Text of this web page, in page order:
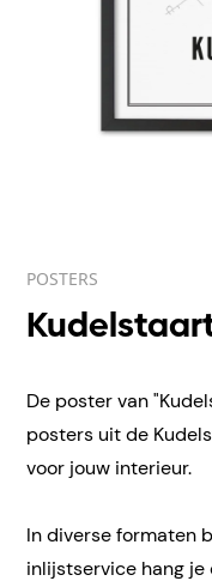
POSTERS
De poster van
posters uit de
voor jouw interieur.
In diverse formaten
inlijstservice hang